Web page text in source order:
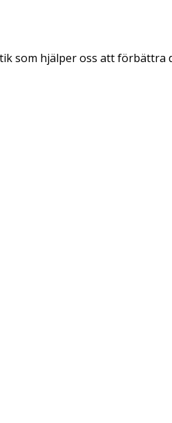
som hjälper oss att förbättra